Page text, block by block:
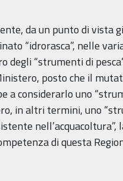
da un punto di
“idrorasca”, nelle
degli “strumenti di
posto che il
a considerarlo uno
in altri termini, uno
nell’acquacoltura”,
di questa